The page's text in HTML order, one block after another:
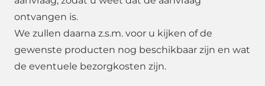
ontvangen is.
We zullen daarna z.s.m. voor u kijken of de
gewenste producten nog beschikbaar zijn en wat
de eventuele bezorgkosten zijn.